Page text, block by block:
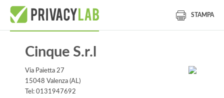
STAMPA
Cinque S.r.l
Via Paietta 27
15048 Valenza (AL)
Tel: 0131947692